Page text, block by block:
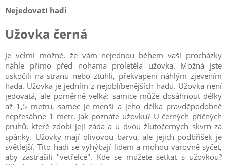
Nejedovatí hadi
Užovka černá
Je velmi možné, že vám nejednou během vaší procházky
náhle přímo před nohama proletěla užovka. Možná jste
uskočili na stranu nebo ztuhli, překvapeni náhlým zjevením
hada. Užovka je jedním z nejoblíbenějších hadů. Užovka není
jedovatá, ale poměrně velká: samice může dosáhnout délky
až 1,5 metru, samec je menší a jeho délka pravděpodobně
nepřesáhne 1 metr. Jak poznáte užovku? U černých příčných
pruhů, které zdobí její záda a u dvou žlutočerných skvrn za
spánky. Užovky mají olivovou barvu, ale jejich podbřišek je
světlejší. Tito hadi se vyhýbají lidem a mohou varovně syčet,
aby zastrašili "vetřelce". Kde se můžete setkat s užovkou?